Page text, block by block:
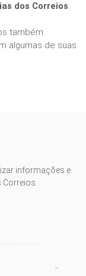
dos Correios.
também
algumas de suas
informações e